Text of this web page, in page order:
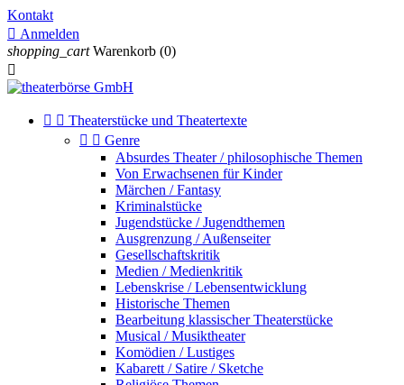
Kontakt
 Anmelden
shopping_cart Warenkorb (0)

  Theaterstücke und Theatertexte
  Genre
Absurdes Theater / philosophische Themen
Von Erwachsenen für Kinder
Märchen / Fantasy
Kriminalstücke
Jugendstücke / Jugendthemen
Ausgrenzung / Außenseiter
Gesellschaftskritik
Medien / Medienkritik
Lebenskrise / Lebensentwicklung
Historische Themen
Bearbeitung klassischer Theaterstücke
Musical / Musiktheater
Komödien / Lustiges
Kabarett / Satire / Sketche